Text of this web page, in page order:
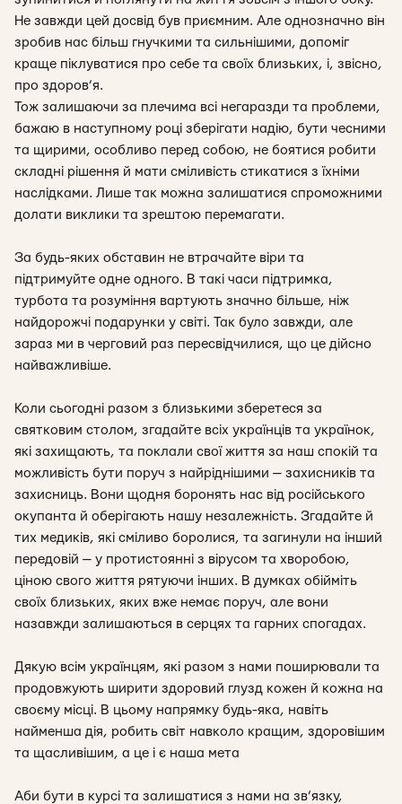
Не завжди цей досвід був приємним. Але однозначно він
зробив нас більш гнучкими та сильнішими, допоміг
краще піклуватися про себе та своїх близьких, і, звісно,
про здоров’я.
Тож залишаючи за плечима всі негаразди та проблеми,
бажаю в наступному році зберігати надію, бути чесними
та щирими, особливо перед собою, не боятися робити
складні рішення й мати сміливість стикатися з їхніми
наслідками. Лише так можна залишатися спроможними
долати виклики та зрештою перемагати.
За будь-яких обставин не втрачайте віри та
підтримуйте одне одного. В такі часи підтримка,
турбота та розуміння вартують значно більше, ніж
найдорожчі подарунки у світі. Так було завжди, але
зараз ми в черговий раз пересвідчилися, що це дійсно
найважливіше.
Коли сьогодні разом з близькими зберетеся за
святковим столом, згадайте всіх українців та українок,
які захищають, та поклали свої життя за наш спокій та
можливість бути поруч з найріднішими — захисників та
захисниць. Вони щодня боронять нас від російського
окупанта й оберігають нашу незалежність. Згадайте й
тих медиків, які сміливо боролися, та загинули на інший
передовій — у протистоянні з вірусом та хворобою,
ціною свого життя рятуючи інших. В думках обійміть
своїх близьких, яких вже немає поруч, але вони
назавжди залишаються в серцях та гарних спогадах.
Дякую всім українцям, які разом з нами поширювали та
продовжують ширити здоровий глузд кожен й кожна на
своєму місці. В цьому напрямку будь-яка, навіть
найменша дія, робить світ навколо кращим, здоровішим
та щасливішим, а це і є наша мета
Аби бути в курсі та залишатися з нами на зв’язку,